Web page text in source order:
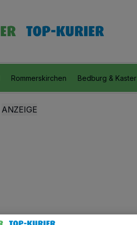
Rommerskirchen Bedburg & Kaster